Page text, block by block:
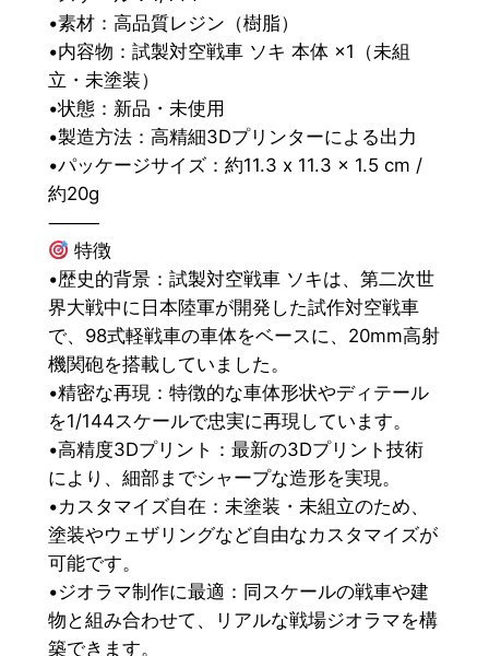
•素材：高品質レジン（樹脂）
•内容物：試製対空戦車 ソキ 本体 ×1（未組
立・未塗装）
•状態：新品・未使用
•製造方法：高精細3Dプリンターによる出力
•パッケージサイズ：約11.3 x 11.3 x 1.5 cm /
約20g
⸻
特徴
•歴史的背景：試製対空戦車 ソキは、第二次世
界大戦中に日本陸軍が開発した試作対空戦車
で、98式軽戦車の車体をベースに、20mm高射
機関砲を搭載していました。
•精密な再現：特徴的な車体形状やディテール
を1/144スケールで忠実に再現しています。
•高精度3Dプリント：最新の3Dプリント技術
により、細部までシャープな造形を実現。
•カスタマイズ自在：未塗装・未組立のため、
塗装やウェザリングなど自由なカスタマイズが
可能です。
•ジオラマ制作に最適：同スケールの戦車や建
物と組み合わせて、リアルな戦場ジオラマを構
築できます。